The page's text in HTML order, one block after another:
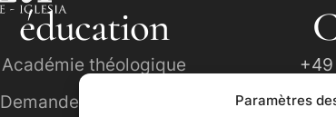
Paramètres
éducation
Académie théologique
Demande de formation